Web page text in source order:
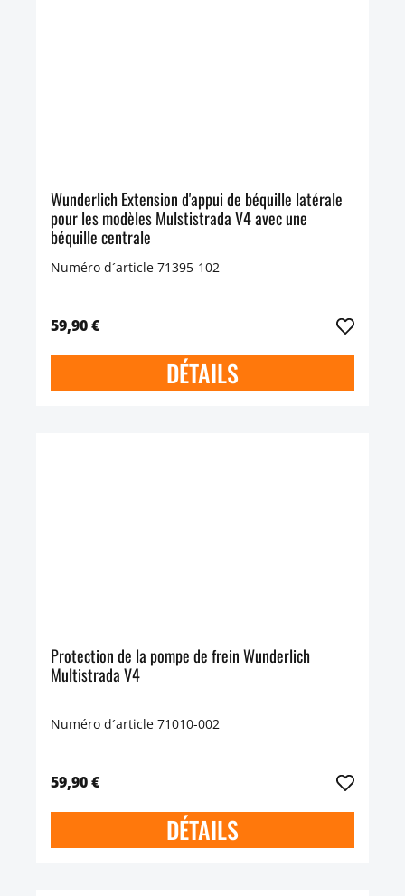
Wunderlich Extension d'appui de béquille latérale
pour les modèles Mulstistrada V4 avec une
béquille centrale
Numéro d´article 71395-102
59,90 €
DÉTAILS
Protection de la pompe de frein Wunderlich
Multistrada V4
Numéro d´article 71010-002
59,90 €
DÉTAILS